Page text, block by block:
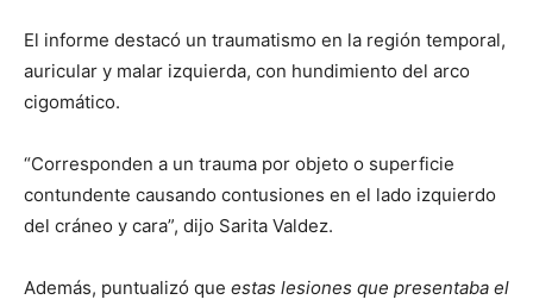
El informe destacó un traumatismo en la región temporal,
auricular y malar izquierda, con hundimiento del arco
cigomático.
“Corresponden a un trauma por objeto o superficie
contundente causando contusiones en el lado izquierdo
del cráneo y cara”, dijo Sarita Valdez.
Además, puntualizó que estas lesiones que presentaba el